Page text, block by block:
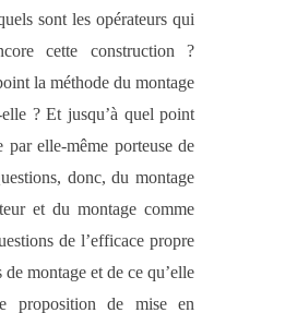
sont les opérateurs qui
cette construction ?
la méthode du montage
? Et jusqu’à quel point
par elle-même porteuse de
donc, du montage
et du montage comme
de l’efficace propre
de montage et de ce qu’elle
proposition de mise en